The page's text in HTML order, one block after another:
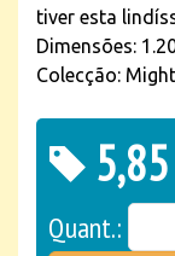
tiver esta
Dimensões:
Colecção:
Quant.: